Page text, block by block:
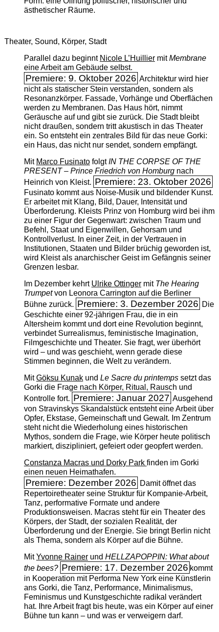
ästhetischer Räume.
Theater, Sound, Körper, Stadt
Parallel dazu beginnt Nicole L’Huilliermit ­Membrane
eine Arbeit am Gebäude selbst.
Premiere: 9. Oktober 2026 Architektur wird hier
nicht als statischer Stein verstanden, sondern als
Resonanzkörper. Fassade, Vorhänge und Oberflächen
werden zu Membranen. Das Haus hört, nimmt
Geräusche auf und gibt sie zurück. Die Stadt bleibt
nicht draußen, sondern tritt akustisch in das Theater
ein. So entsteht ein zentrales Bild für das neue Gorki:
ein Haus, das nicht nur sendet, sondern empfängt.
Mit Marco FusinatofolgtIN THE CORPSE OF THE
PRESENT – Prince Friedrich von Homburgnach
Heinrich von Kleist. Premiere: 23. Oktober 2026
Fusinato kommt aus Noise-Musik und bildender Kunst.
Er arbeitet mit Klang, Bild, Dauer, Intensität und
Überforderung. Kleists Prinz von Homburg wird bei ihm
zu einer Figur der Gegenwart: zwischen Traum und
Befehl, Staat und Eigenwillen, Gehorsam und
Kontrollverlust. In einer Zeit, in der Vertrauen in
Institutionen, Staaten und Bilder brüchig geworden ist,
wird Kleist als anarchischer Geist im Gefängnis seiner
Grenzen lesbar.
Im Dezember kehrt Ulrike Ottingermit The ­Hearing
Trumpetvon Leonora Carrington auf die Berliner
Bühne zurück. Premiere: 3. Dezember 2026 Die
Geschichte einer 92-jährigen Frau, die in ein
Altersheim kommt und dort eine Revolution beginnt,
verbindet Surrealismus, feministische Imagination,
Filmgeschichte und Theater. Sie fragt, wer überhört
wird – und was geschieht, wenn gerade diese
Stimmen beginnen, die Welt zu verändern.
MitGöksu Kunakund Le Sacre du printempssetzt das
Gorki die Frage nach Körper, Ritual, Rausch und
Kontrolle fort. Premiere: Januar 2027 Ausgehend
von Stravinskys Skandalstück entsteht eine Arbeit über
Opfer, Ekstase, Gemeinschaft und Gewalt. Im Zentrum
steht nicht die Wiederholung eines historischen
Mythos, sondern die Frage, wie Körper heute politisch
markiert, diszipliniert, gefeiert oder geopfert werden.
Constanza Macras und Dorky Park finden im Gorki
einen neuen Heimathafen.
Premiere: Dezember 2026 Damit öffnet das
Repertoiretheater seine Struktur für Kompanie-Arbeit,
Tanz, performative Formate und andere
Produktionsweisen. Macras steht für ein Theater des
Körpers, der Stadt, der sozialen Realität, der
Überforderung und der Energie. Sie bringt Berlin nicht
als Thema, sondern als Körper auf die Bühne.
MitYvonne Rainerund HELLZAPOPPIN: What about
the bees? Premiere: 17. Dezember 2026 kommt
in Kooperation mit Performa New York eine Künstlerin
ans Gorki, die Tanz, Performance, Minimalismus,
Feminismus und Kunstgeschichte radikal verändert
hat. Ihre Arbeit fragt bis heute, was ein Körper auf einer
Bühne tun kann – und was er verweigern darf.